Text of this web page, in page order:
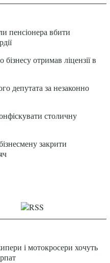
пенсіонера вбити
отримав ліцензії в
депутата за незаконно
столичну
закрити
і мотокросери хочуть